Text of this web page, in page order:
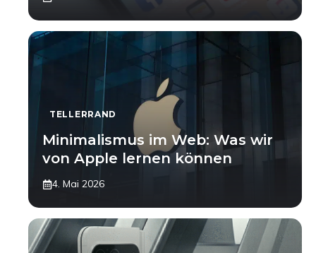
TELLERRAND
Minimalismus im Web: Was wir
von Apple lernen können
4. Mai 2026